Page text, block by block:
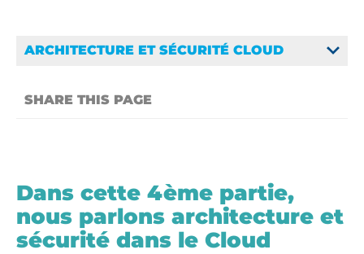
ARCHITECTURE ET SÉCURITÉ CLOUD
SHARE THIS PAGE
Dans cette 4ème partie,
nous parlons architecture et
sécurité dans le Cloud